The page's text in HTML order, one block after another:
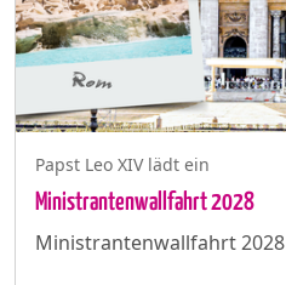
Papst Leo XIV lädt ein
Ministrantenwallfahrt 2028
Ministrantenwallfahrt 2028